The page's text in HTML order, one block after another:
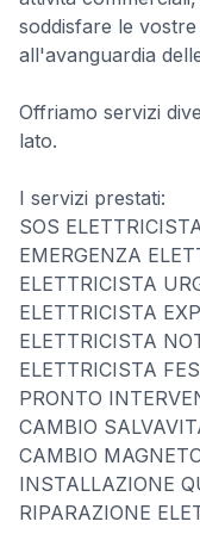
soddisfare le
all'avanguardia
Offriamo servizi
lato.
I servizi prestati:
SOS
EMERGENZA
ELETTRICISTA
ELETTRICISTA
ELETTRICISTA
ELETTRICISTA
PRONTO
CAMBIO
CAMBIO
INSTALLAZIONE
RIPARAZIONE